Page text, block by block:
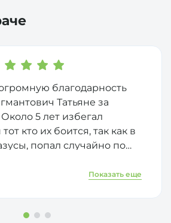
благодарность
Татьяне за
5 лет избегал
кто их боится, так как в
попал случайно по
проблем - решился на
кариеса прошло успешно,
Показать еще